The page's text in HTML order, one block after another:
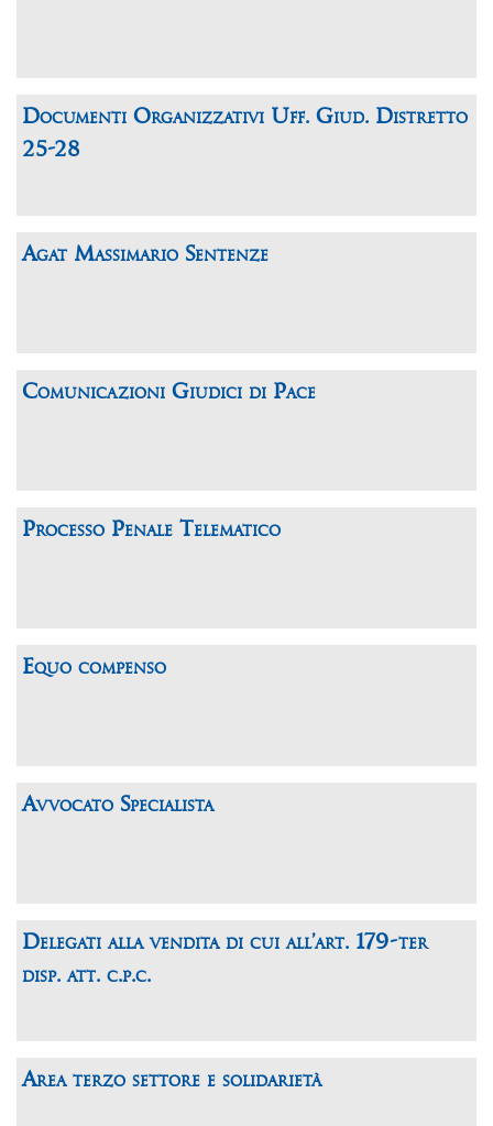
Documenti Organizzativi Uff. Giud. Distretto
25-28
Agat Massimario Sentenze
Comunicazioni Giudici di Pace
Processo Penale Telematico
Equo compenso
Avvocato Specialista
Delegati alla vendita di cui all’art. 179-ter
disp. att. c.p.c.
Area terzo settore e solidarietà